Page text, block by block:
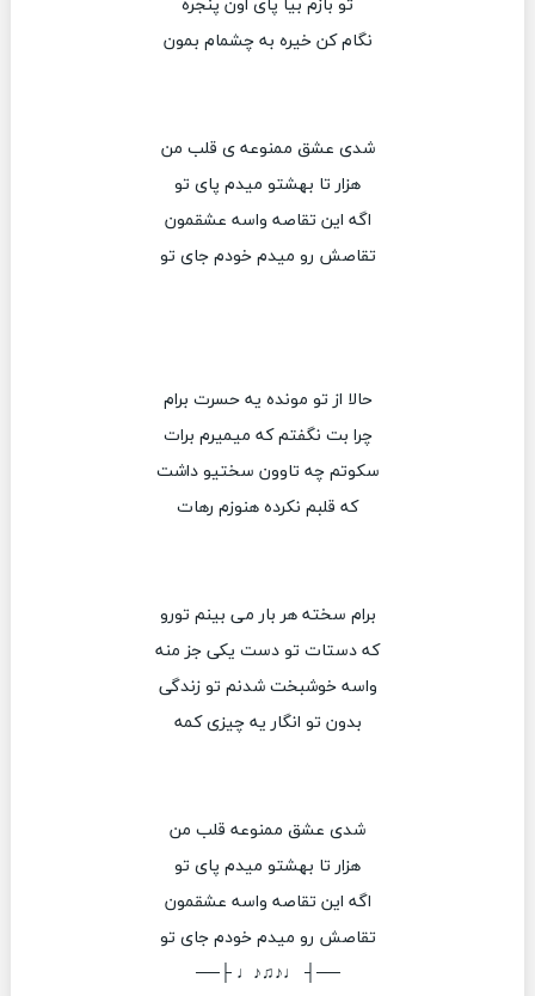
تو بازم بیا پای اون پنجره
نگام کن خیره به چشمام بمون
شدی عشق ممنوعه ی قلب من
هزار تا بهشتو میدم پای تو
اگه این تقاصه واسه عشقمون
تقاصش رو میدم خودم جای تو
حالا از تو مونده یه حسرت برام
چرا بت نگفتم که میمیرم برات
سکوتم چه تاوون سختیو داشت
که قلبم نکرده هنوزم رهات
برام سخته هر بار می بینم تورو
که دستات تو دست یکی جز منه
واسه خوشبخت شدنم تو زندگی
بدون تو انگار یه چیزی کمه
شدی عشق ممنوعه قلب من
هزار تا بهشتو میدم پای تو
اگه این تقاصه واسه عشقمون
تقاصش رو میدم خودم جای تو
──┤ ♩♪♫♪♩ ├──